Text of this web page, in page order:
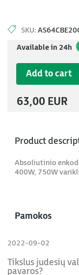
SKU:
Available in 24h
Add to cart
63,00 EUR
Product
Absoliutinio
400W, 750W
Pamokos
2022-09-02
Tikslus judesių
pavaros?